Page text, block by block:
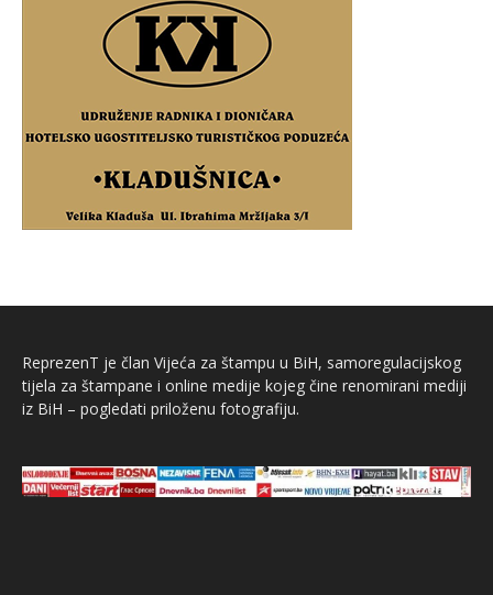
ReprezenT je član Vijeća za štampu u BiH, samoregulacijskog
tijela za štampane i online medije kojeg čine renomirani mediji
iz BiH – pogledati priloženu fotografiju.